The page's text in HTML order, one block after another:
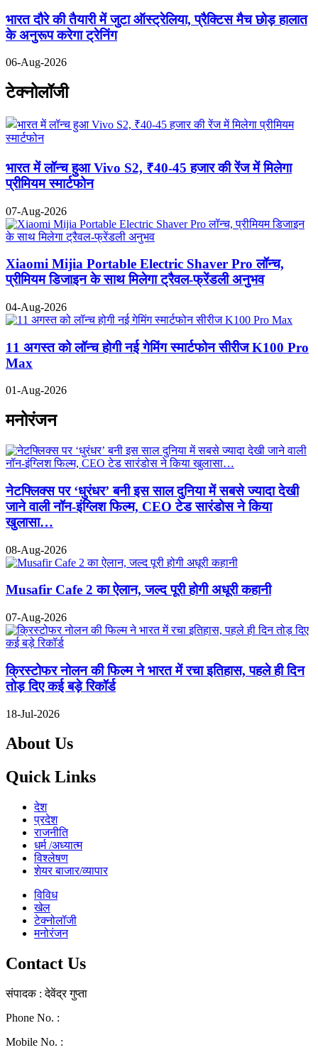
भारत दौरे की तैयारी में जुटा ऑस्ट्रेलिया, प्रैक्टिस मैच छोड़ हालात
के अनुरूप करेगा ट्रेनिंग
06-Aug-2026
टेक्नोलॉजी
भारत में लॉन्च हुआ Vivo S2, ₹40-45 हजार की रेंज में मिलेगा
प्रीमियम स्मार्टफोन
07-Aug-2026
Xiaomi Mijia Portable Electric Shaver Pro लॉन्च,
प्रीमियम डिजाइन के साथ मिलेगा ट्रैवल-फ्रेंडली अनुभव
04-Aug-2026
11 अगस्त को लॉन्च होगी नई गेमिंग स्मार्टफोन सीरीज K100 Pro
Max
01-Aug-2026
मनोरंजन
नेटफ्लिक्स पर ‘धुरंधर’ बनी इस साल दुनिया में सबसे ज्यादा देखी
जाने वाली नॉन-इंग्लिश फिल्म, CEO टेड सारंडोस ने किया
खुलासा…
08-Aug-2026
Musafir Cafe 2 का ऐलान, जल्द पूरी होगी अधूरी कहानी
07-Aug-2026
क्रिस्टोफर नोलन की फिल्म ने भारत में रचा इतिहास, पहले ही दिन
तोड़ दिए कई बड़े रिकॉर्ड
18-Jul-2026
About Us
Quick Links
देश
प्रदेश
राजनीति
धर्म /अध्यात्म
विश्लेषण
शेयर बाजार/व्यापार
विविध
खेल
टेक्नोलॉजी
मनोरंजन
Contact Us
संपादक : देवेंद्र गुप्ता
Phone No. :
Mobile No. :